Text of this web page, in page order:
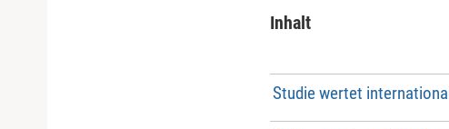
Inhalt
Studie wertet